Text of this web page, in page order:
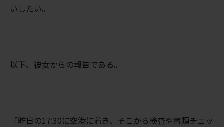
いしたい。
以下、彼女からの報告である。
「昨日の17:30に空港に着き、 そこから検査や書類チェッ